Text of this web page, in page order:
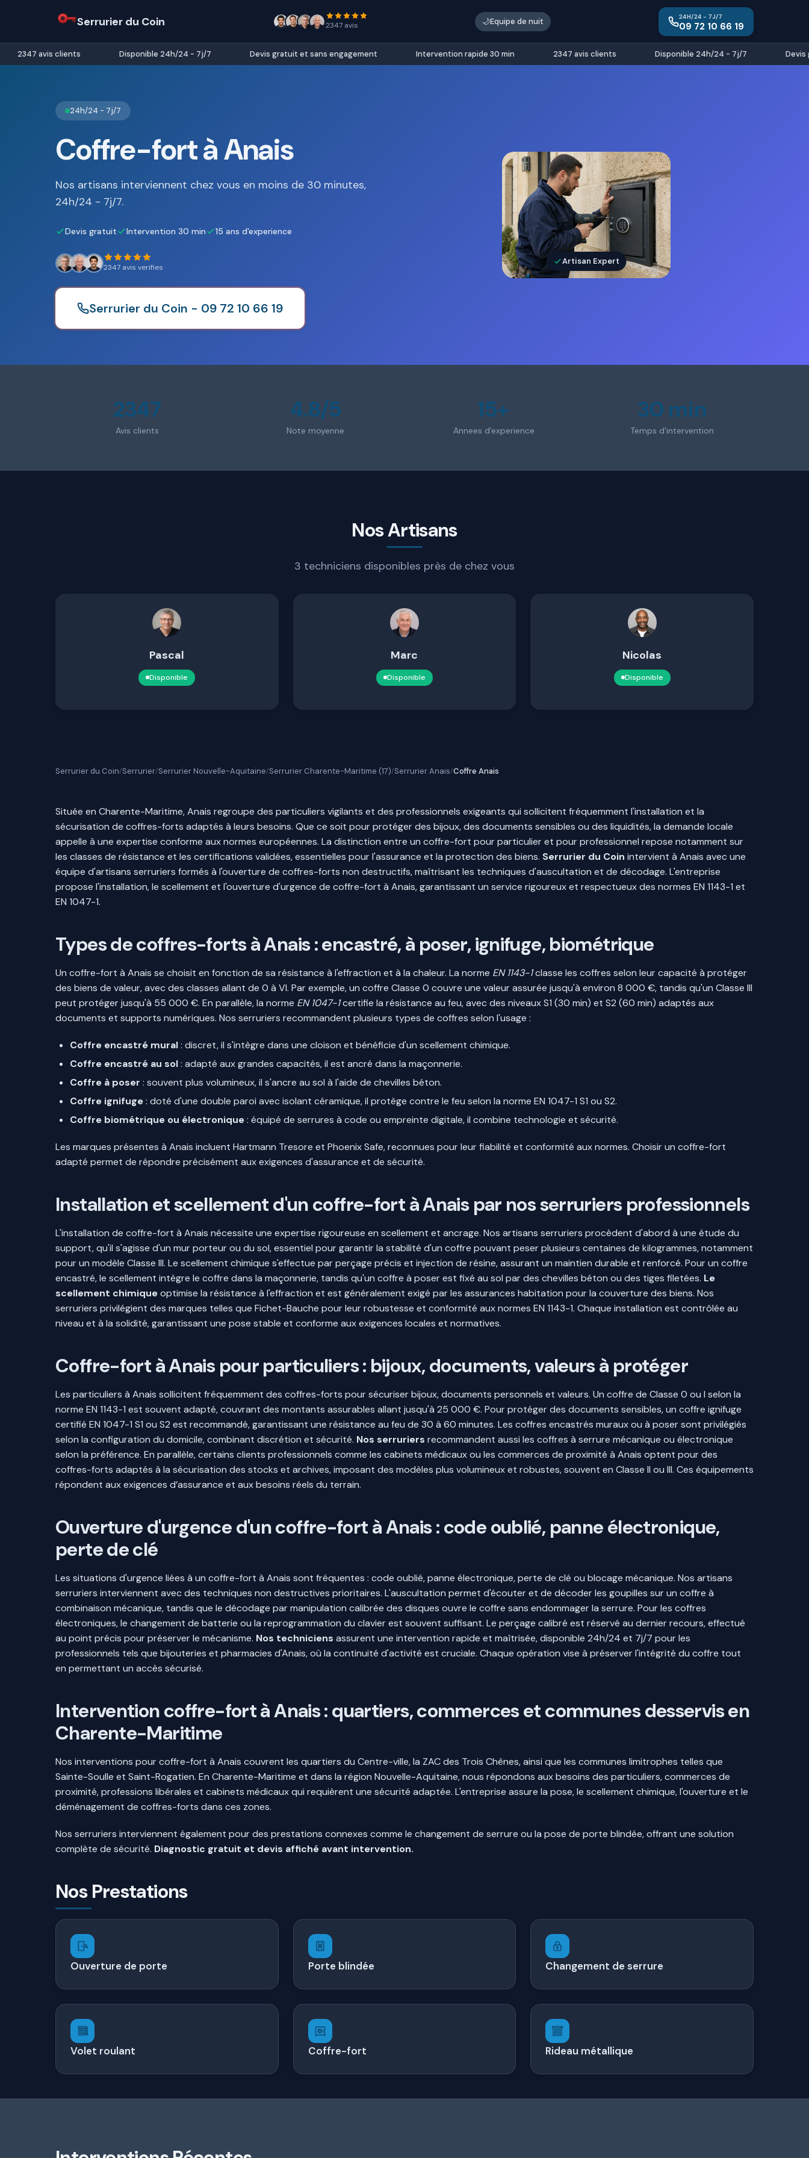
Serrurier du Coin 2347 avis 🌙Equipe de nuit 24H/24 - 7J/7
09 72 10 66 19
2347 avis clients Disponible 24h/24 - 7j/7 Devis gratuit et sans engagement Intervention rapide 30 min 2347 avis clients Disponible 24h/24 - 7j/7 Devis
24h/24 - 7j/7
Coffre-fort à Anais
Nos artisans interviennent chez vous en moins de 30 minutes,
24h/24 - 7j/7.
Devis gratuit Intervention 30 min 15 ans d'experience
2347 avis verifies
Serrurier du Coin - 09 72 10 66 19
Artisan Expert
2347
Avis clients
4.8/5
Note moyenne
15+
Annees d'experience
30 min
Temps d'intervention
Nos Artisans
3 techniciens disponibles près de chez vous
Pascal
Disponible
Marc
Disponible
Nicolas
Disponible
Serrurier du Coin/Serrurier/Serrurier Nouvelle-Aquitaine/Serrurier Charente-Maritime (17)/Serrurier Anais/Coffre Anais
Située en Charente-Maritime, Anais regroupe des particuliers vigilants et des professionnels exigeants qui sollicitent fréquemment l'installation et la
sécurisation de coffres-forts adaptés à leurs besoins. Que ce soit pour protéger des bijoux, des documents sensibles ou des liquidités, la demande locale
appelle à une expertise conforme aux normes européennes. La distinction entre un coffre-fort pour particulier et pour professionnel repose notamment sur
les classes de résistance et les certifications validées, essentielles pour l'assurance et la protection des biens. Serrurier du Coin intervient à Anais avec une
équipe d'artisans serruriers formés à l'ouverture de coffres-forts non destructifs, maîtrisant les techniques d'auscultation et de décodage. L'entreprise
propose l'installation, le scellement et l'ouverture d'urgence de coffre-fort à Anais, garantissant un service rigoureux et respectueux des normes EN 1143-1 et
EN 1047-1.
Types de coffres-forts à Anais : encastré, à poser, ignifuge, biométrique
Un coffre-fort à Anais se choisit en fonction de sa résistance à l'effraction et à la chaleur. La norme EN 1143-1classe les coffres selon leur capacité à protéger
des biens de valeur, avec des classes allant de 0 à VI. Par exemple, un coffre Classe 0 couvre une valeur assurée jusqu'à environ 8 000 €, tandis qu'un Classe III
peut protéger jusqu'à 55 000 €. En parallèle, la norme EN 1047-1certifie la résistance au feu, avec des niveaux S1 (30 min) et S2 (60 min) adaptés aux
documents et supports numériques. Nos serruriers recommandent plusieurs types de coffres selon l'usage :
Coffre encastré mural: discret, il s'intègre dans une cloison et bénéficie d'un scellement chimique.
Coffre encastré au sol: adapté aux grandes capacités, il est ancré dans la maçonnerie.
Coffre à poser : souvent plus volumineux, il s'ancre au sol à l'aide de chevilles béton.
Coffre ignifuge: doté d'une double paroi avec isolant céramique, il protège contre le feu selon la norme EN 1047-1 S1 ou S2.
Coffre biométrique ou électronique: équipé de serrures à code ou empreinte digitale, il combine technologie et sécurité.
Les marques présentes à Anais incluent Hartmann Tresore et Phoenix Safe, reconnues pour leur fiabilité et conformité aux normes. Choisir un coffre-fort
adapté permet de répondre précisément aux exigences d'assurance et de sécurité.
Installation et scellement d'un coffre-fort à Anais par nos serruriers professionnels
L'installation de coffre-fort à Anais nécessite une expertise rigoureuse en scellement et ancrage. Nos artisans serruriers procèdent d'abord à une étude du
support, qu'il s'agisse d'un mur porteur ou du sol, essentiel pour garantir la stabilité d'un coffre pouvant peser plusieurs centaines de kilogrammes, notamment
pour un modèle Classe III. Le scellement chimique s'effectue par perçage précis et injection de résine, assurant un maintien durable et renforcé. Pour un coffre
encastré, le scellement intègre le coffre dans la maçonnerie, tandis qu'un coffre à poser est fixé au sol par des chevilles béton ou des tiges filetées. Le
scellement chimiqueoptimise la résistance à l'effraction et est généralement exigé par les assurances habitation pour la couverture des biens. Nos
serruriers privilégient des marques telles que Fichet-Bauche pour leur robustesse et conformité aux normes EN 1143-1. Chaque installation est contrôlée au
niveau et à la solidité, garantissant une pose stable et conforme aux exigences locales et normatives.
Coffre-fort à Anais pour particuliers : bijoux, documents, valeurs à protéger
Les particuliers à Anais sollicitent fréquemment des coffres-forts pour sécuriser bijoux, documents personnels et valeurs. Un coffre de Classe 0 ou I selon la
norme EN 1143-1 est souvent adapté, couvrant des montants assurables allant jusqu'à 25 000 €. Pour protéger des documents sensibles, un coffre ignifuge
certifié EN 1047-1 S1 ou S2 est recommandé, garantissant une résistance au feu de 30 à 60 minutes. Les coffres encastrés muraux ou à poser sont privilégiés
selon la configuration du domicile, combinant discrétion et sécurité. Nos serruriers recommandent aussi les coffres à serrure mécanique ou électronique
selon la préférence. En parallèle, certains clients professionnels comme les cabinets médicaux ou les commerces de proximité à Anais optent pour des
coffres-forts adaptés à la sécurisation des stocks et archives, imposant des modèles plus volumineux et robustes, souvent en Classe II ou III. Ces équipements
répondent aux exigences d’assurance et aux besoins réels du terrain.
Ouverture d'urgence d'un coffre-fort à Anais : code oublié, panne électronique,
perte de clé
Les situations d'urgence liées à un coffre-fort à Anais sont fréquentes : code oublié, panne électronique, perte de clé ou blocage mécanique. Nos artisans
serruriers interviennent avec des techniques non destructives prioritaires. L'auscultation permet d'écouter et de décoder les goupilles sur un coffre à
combinaison mécanique, tandis que le décodage par manipulation calibrée des disques ouvre le coffre sans endommager la serrure. Pour les coffres
électroniques, le changement de batterie ou la reprogrammation du clavier est souvent suffisant. Le perçage calibré est réservé au dernier recours, effectué
au point précis pour préserver le mécanisme. Nos techniciens assurent une intervention rapide et maîtrisée, disponible 24h/24 et 7j/7 pour les
professionnels tels que bijouteries et pharmacies d'Anais, où la continuité d'activité est cruciale. Chaque opération vise à préserver l'intégrité du coffre tout
en permettant un accès sécurisé.
Intervention coffre-fort à Anais : quartiers, commerces et communes desservis en
Charente-Maritime
Nos interventions pour coffre-fort à Anais couvrent les quartiers du Centre-ville, la ZAC des Trois Chênes, ainsi que les communes limitrophes telles que
Sainte-Soulle et Saint-Rogatien. En Charente-Maritime et dans la région Nouvelle-Aquitaine, nous répondons aux besoins des particuliers, commerces de
proximité, professions libérales et cabinets médicaux qui requièrent une sécurité adaptée. L'entreprise assure la pose, le scellement chimique, l'ouverture et le
déménagement de coffres-forts dans ces zones.
Nos serruriers interviennent également pour des prestations connexes comme le changement de serrure ou la pose de porte blindée, offrant une solution
complète de sécurité. Diagnostic gratuit et devis affiché avant intervention.
Nos Prestations
Ouverture de porte Porte blindée Changement de serrure
Volet roulant Coffre-fort Rideau métallique